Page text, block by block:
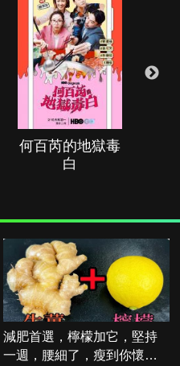
何百芮的地獄毒
白
減肥首選，檸檬加它，堅持
一週，腰細了，瘦到你懷疑